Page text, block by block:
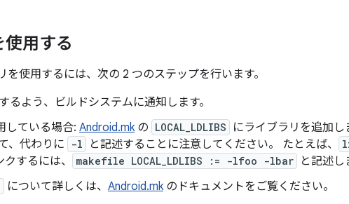
用する
を使用するには、次の 2 つのステップを行います。
るよう、ビルドシステムに通知します。
している場合: Android.mkの LOCAL_LDLIBS にライブラリを追加し
、代わりに -l と記述することに注意してください。 たとえば、
クするには、 makefile LOCAL_LDLIBS := -lfoo -lbar と記述し
について詳しくは、 Android.mkのドキュメントをご覧ください。